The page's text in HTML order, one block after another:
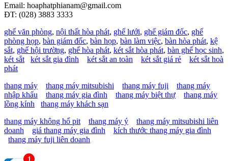
Email: hoaphatphianam@gmail.com
ĐT: (028) 3883 3333
ghế văn phòng, nội thất hòa phát, ghế lưới, ghế giám đốc, ghế
phòng họp, bàn giám đốc, bàn họp, bàn làm việc, bàn hòa phát, kệ
sắt, ghế hội trường, ghế hòa phát, két sắt hòa phát, bàn ghế học sinh,
két sắt
két sắt gia đình két sắt an toàn két sắt giá rẻ
két sắt hoà
phát
thang máy
thang máy mitsubishi thang máy fuji
thang máy
nhập khẩu
thang máy gia đình thang máy biệt thự
thang máy
lồng kính
thang máy khách sạn
thang máy không hố pit
thang máy ý
thang máy mitsubishi liên
doanh
giá thang máy gia đình
kích thước thang máy gia đình
thang máy fuji liên doanh